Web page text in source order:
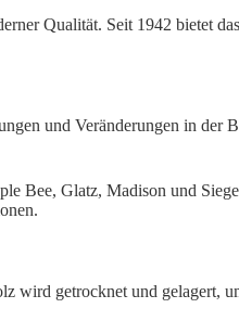
Qualität. Seit 1942 bietet
und Veränderungen in der
Bee, Glatz, Madison und
wird getrocknet und gelagert,